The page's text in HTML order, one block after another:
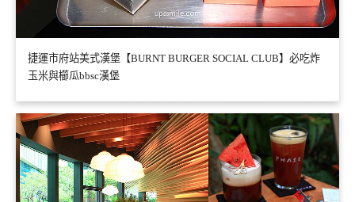
捷運市府站美式漢堡【BURNT BURGER SOCIAL CLUB】必吃炸
玉米與櫛瓜bbsc漢堡